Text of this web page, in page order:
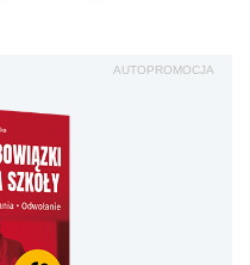
AUTOPROMOCJA